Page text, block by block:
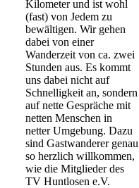
Kilometer und ist wohl
(fast) von Jedem zu
bewältigen. Wir gehen
dabei von einer
Wanderzeit von ca. zwei
Stunden aus. Es kommt
uns dabei nicht auf
Schnelligkeit an, sondern
auf nette Gespräche mit
netten Menschen in
netter Umgebung. Dazu
sind Gastwanderer genau
so herzlich willkommen,
wie die Mitglieder des
TV Huntlosen e.V.